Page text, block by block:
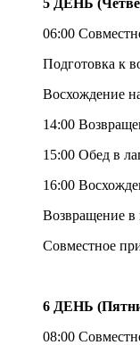
06:00
Подготовка к
Восхождение
14:00
15:00 Обед в
16:00
Возвращение в
Совместное
6 ДЕНЬ
08:00